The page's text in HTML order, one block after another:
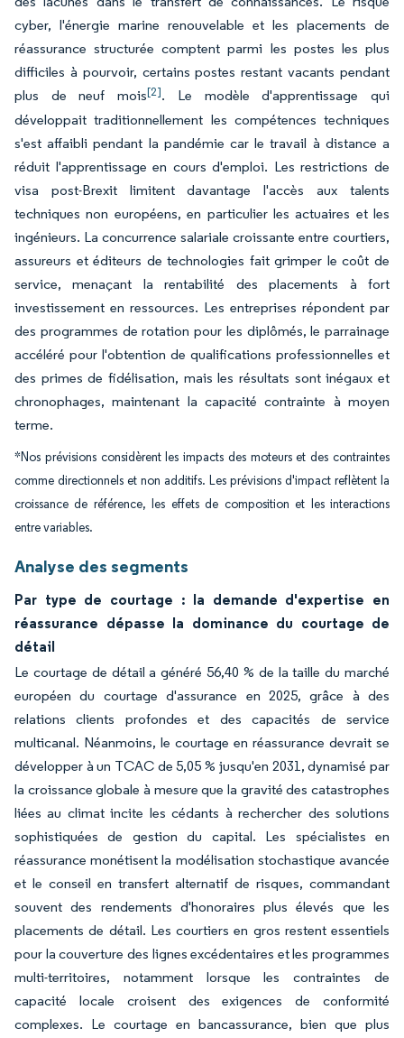
cyber, l'énergie marine renouvelable et les placements de
réassurance structurée comptent parmi les postes les plus
difficiles à pourvoir, certains postes restant vacants pendant
plus de neuf mois[2]. Le modèle d'apprentissage qui
développait traditionnellement les compétences techniques
s'est affaibli pendant la pandémie car le travail à distance a
réduit l'apprentissage en cours d'emploi. Les restrictions de
visa post-Brexit limitent davantage l'accès aux talents
techniques non européens, en particulier les actuaires et les
ingénieurs. La concurrence salariale croissante entre courtiers,
assureurs et éditeurs de technologies fait grimper le coût de
service, menaçant la rentabilité des placements à fort
investissement en ressources. Les entreprises répondent par
des programmes de rotation pour les diplômés, le parrainage
accéléré pour l'obtention de qualifications professionnelles et
des primes de fidélisation, mais les résultats sont inégaux et
chronophages, maintenant la capacité contrainte à moyen
terme.
*Nos prévisions considèrent les impacts des moteurs et des contraintes
comme directionnels et non additifs. Les prévisions d'impact reflètent la
croissance de référence, les effets de composition et les interactions
entre variables.
Analyse des segments
Par type de courtage : la demande d'expertise en
réassurance dépasse la dominance du courtage de
détail
Le courtage de détail a généré 56,40 % de la taille du marché
européen du courtage d'assurance en 2025, grâce à des
relations clients profondes et des capacités de service
multicanal. Néanmoins, le courtage en réassurance devrait se
développer à un TCAC de 5,05 % jusqu'en 2031, dynamisé par
la croissance globale à mesure que la gravité des catastrophes
liées au climat incite les cédants à rechercher des solutions
sophistiquées de gestion du capital. Les spécialistes en
réassurance monétisent la modélisation stochastique avancée
et le conseil en transfert alternatif de risques, commandant
souvent des rendements d'honoraires plus élevés que les
placements de détail. Les courtiers en gros restent essentiels
pour la couverture des lignes excédentaires et les programmes
multi-territoires, notamment lorsque les contraintes de
capacité locale croisent des exigences de conformité
complexes. Le courtage en bancassurance, bien que plus